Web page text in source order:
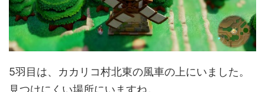
5羽目は、カカリコ村北東の風車の上にいました。
見つけにくい場所にいますね。